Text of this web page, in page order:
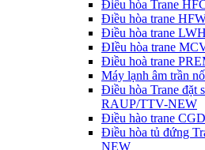
Điều hòa Trane
Điều hòa trane
Điều hòa trane
ĐIều hòa trane
Điều hoà trane
Máy lạnh âm trần
Điều hòa Trane đặt
RAUP/TTV-NEW
Điều hào trane
Điều hòa tủ đứng
NEW